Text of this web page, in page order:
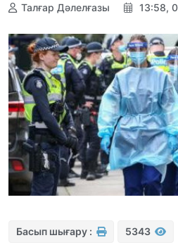
Талғар Дәлелғазы 13:58,
Басып шығару : 5343